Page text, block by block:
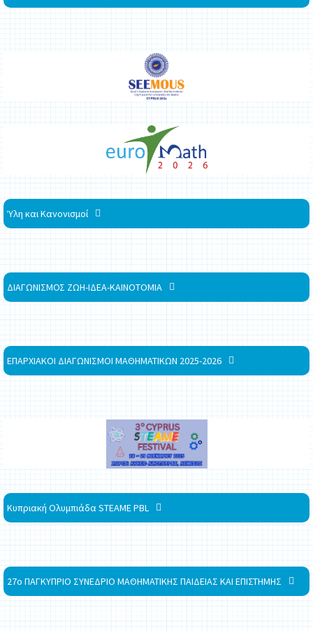
Ύλη και Κανονισμοί
ΔΙΑΓΩΝΙΣΜΟΣ ΖΩΗ-ΙΔΕΑ-ΚΑΙΝΟΤΟΜΙΑ
ΕΠΑΡΧΙΑΚΟΙ ΔΙΑΓΩΝΙΣΜΟΙ ΜΑΘΗΜΑΤΙΚΩΝ 2025-2026
Κυπριακή Ολυμπιάδα STEAME PBL
27ο ΠΑΓΚΥΠΡΙΟ ΣΥΝΕΔΡΙΟ ΜΑΘΗΜΑΤΙΚΗΣ ΠΑΙΔΕΙΑΣ ΚΑΙ ΕΠΙΣΤΗΜΗΣ